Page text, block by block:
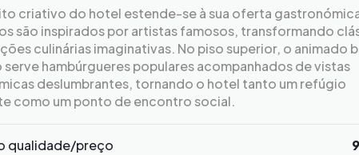
criativo do hotel estende-se à sua oferta
são inspirados por artistas famosos, transformando
culinárias imaginativas. No piso superior, o animado
hambúrgueres populares acompanhados de vistas
deslumbrantes, tornando o hotel tanto um refúgio
como um ponto de encontro social.
qualidade/preço